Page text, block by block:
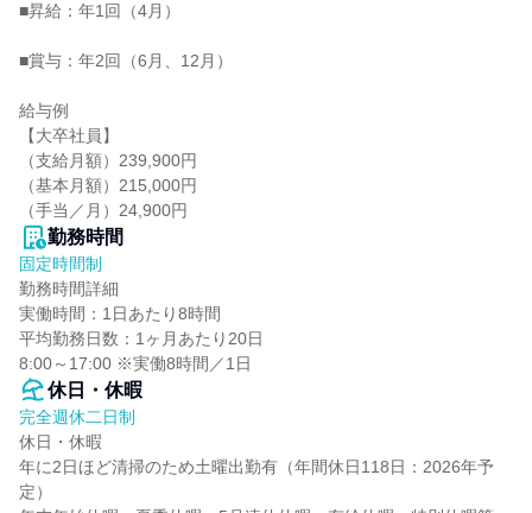
■昇給：年1回（4月）
■賞与：年2回（6月、12月）
給与例
【大卒社員】
（支給月額）239,900円
（基本月額）215,000円
（手当／月）24,900円
勤務時間
固定時間制
勤務時間詳細
実働時間：1日あたり8時間
平均勤務日数：1ヶ月あたり20日
8:00～17:00 ※実働8時間／1日
休日・休暇
完全週休二日制
休日・休暇
年に2日ほど清掃のため土曜出勤有（年間休日118日：2026年予
定）